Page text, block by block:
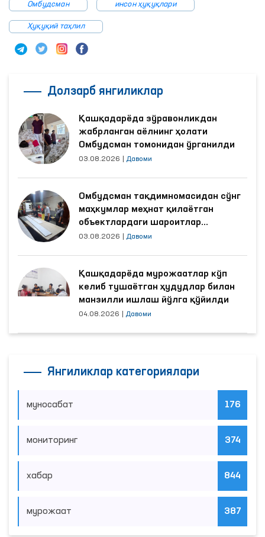
Омбудсман инсон ҳуқуқлари
Ҳуқуқий таҳлил
Долзарб янгиликлар
Қашқадарёда зўравонликдан
жабрланган аёлнинг ҳолати
Омбудсман томонидан ўрганилди
03.08.2026 Давоми
Омбудсман тақдимномасидан сўнг
маҳкумлар меҳнат қилаётган
объектлардаги шароитлар
яхшиланди
03.08.2026 Давоми
Қашқадарёда мурожаатлар кўп
келиб тушаётган ҳудудлар билан
манзилли ишлаш йўлга қўйилди
04.08.2026 Давоми
Янгиликлар категориялари
муносабат 176
мониторинг 374
хабар 844
мурожаат 387